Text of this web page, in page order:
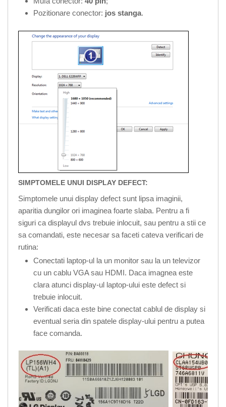
Pozitionare conector: jos stanga.
SIMPTOMELE UNUI DISPLAY DEFECT:
Simptomele unui display defect sunt lipsa imaginii,
aparitia dungilor ori imaginea foarte slaba. Pentru a fi
siguri ca displayul dvs trebuie inlocuit, sau pentru a stii ce
sa comandati, este necesar sa faceti cateva verificari de
rutina:
Conectati laptop-ul la un monitor sau la un televizor
cu un cablu VGA sau HDMI. Daca imagnea este
clara atunci display-ul laptop-ului este defect si
trebuie inlocuit.
Verificati daca este bine conectat cablul de display si
eventual seria din spatele display-ului pentru a putea
face comanda.